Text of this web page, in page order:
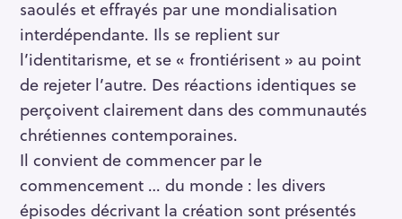
saoulés et effrayés par une mondialisation
interdépendante. Ils se replient sur
l’identitarisme, et se « frontiérisent » au point
de rejeter l’autre. Des réactions identiques se
perçoivent clairement dans des communautés
chrétiennes contemporaines.
Il convient de commencer par le
commencement … du monde : les divers
épisodes décrivant la création sont présentés